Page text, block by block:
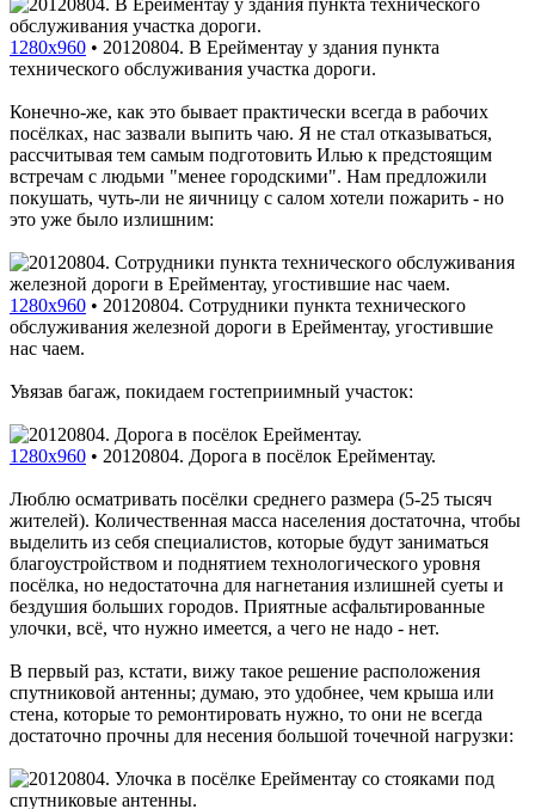
1280x960 • 20120804. В Ерейментау у здания пункта
технического обслуживания участка дороги.
Конечно-же, как это бывает практически всегда в рабочих
посёлках, нас зазвали выпить чаю. Я не стал отказываться,
рассчитывая тем самым подготовить Илью к предстоящим
встречам с людьми "менее городскими". Нам предложили
покушать, чуть-ли не яичницу с салом хотели пожарить - но
это уже было излишним:
1280x960 • 20120804. Сотрудники пункта технического
обслуживания железной дороги в Ерейментау, угостившие
нас чаем.
Увязав багаж, покидаем гостеприимный участок:
1280x960 • 20120804. Дорога в посёлок Ерейментау.
Люблю осматривать посёлки среднего размера (5-25 тысяч
жителей). Количественная масса населения достаточна, чтобы
выделить из себя специалистов, которые будут заниматься
благоустройством и поднятием технологического уровня
посёлка, но недостаточна для нагнетания излишней суеты и
бездушия больших городов. Приятные асфальтированные
улочки, всё, что нужно имеется, а чего не надо - нет.
В первый раз, кстати, вижу такое решение расположения
спутниковой антенны; думаю, это удобнее, чем крыша или
стена, которые то ремонтировать нужно, то они не всегда
достаточно прочны для несения большой точечной нагрузки: